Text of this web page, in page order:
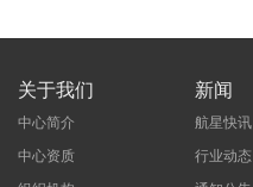
关于我们
中心简介
中心资质
新闻
航星快讯
行业动态